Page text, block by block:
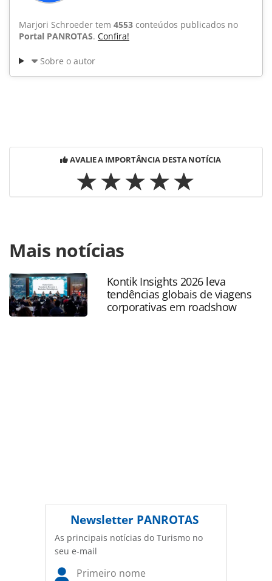
Marjori Schroeder tem 4553 conteúdos publicados no
Portal PANROTAS. Confira!
Sobre o autor
AVALIE A IMPORTÂNCIA DESTA NOTÍCIA
https://www.panrotas.com.br/noticia-
turismo/aviacao/2009/07/aa-realiza-encontro-e-catia-frias-
e-homenageada_49484.html ou as ferramentas oferecidas
na página. Todo o conteúdo produzido pela PANROTAS
Editora é protegido pela legislação brasileira sobre direito
autoral. Não reproduza o conteúdo sem autorização da
Mais notícias
Kontik Insights 2026 leva
tendências globais de viagens
corporativas em roadshow
Newsletter PANROTAS
As principais notícias do Turismo no
seu e-mail